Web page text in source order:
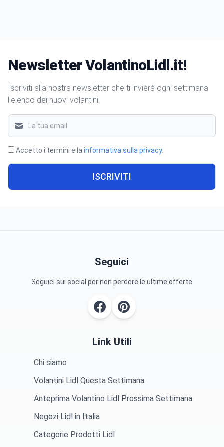
Newsletter VolantinoLidl.it!
Iscriviti alla nostra newsletter che ti invierà ogni settimana
l'elenco dei nuovi volantini!
Accetto i termini e la informativa sulla privacy.
ISCRIVITI
Seguici
Seguici sui social per non perdere le ultime offerte
Link Utili
Chi siamo
Volantini Lidl Questa Settimana
Anteprima Volantino Lidl Prossima Settimana
Negozi Lidl in Italia
Categorie Prodotti Lidl